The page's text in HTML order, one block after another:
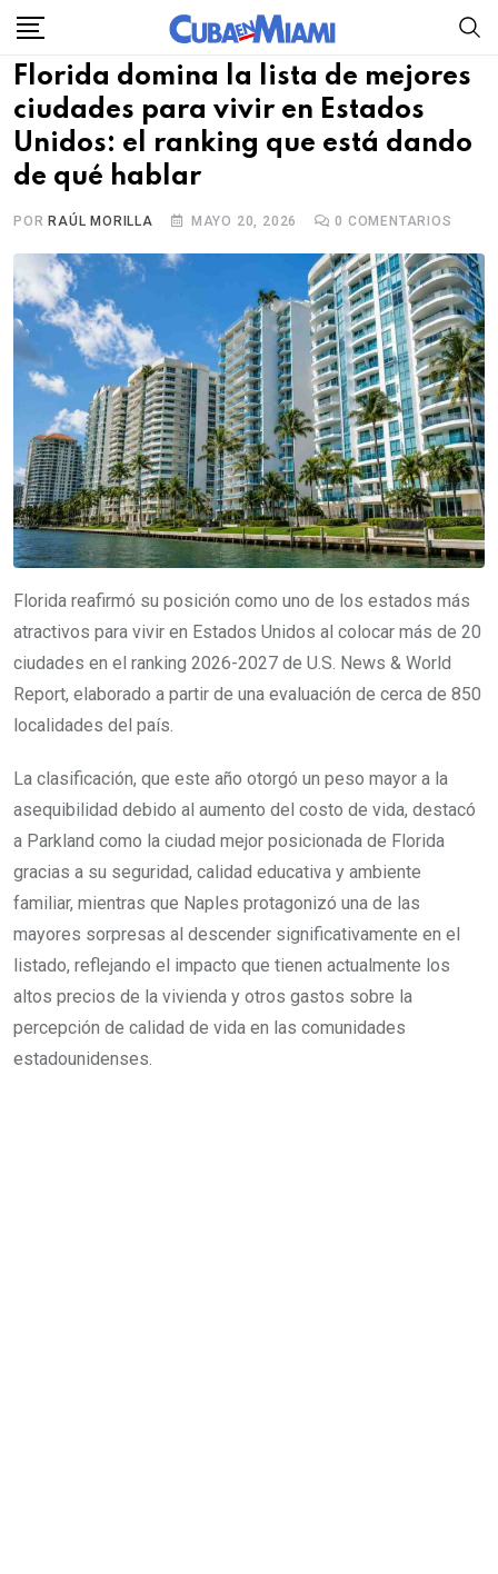
Skip
content
Florida domina la lista de mejores
ciudades para vivir en Estados
Unidos: el ranking que está dando
de qué hablar
POR RAÚL MORILLA MAYO 20, 2026 0 COMENTARIOS
Florida reafirmó su posición como uno de los estados más
atractivos para vivir en Estados Unidos al colocar más de 20
ciudades en el ranking 2026-2027 de U.S. News & World
Report, elaborado a partir de una evaluación de cerca de 850
localidades del país.
La clasificación, que este año otorgó un peso mayor a la
asequibilidad debido al aumento del costo de vida, destacó
a Parkland como la ciudad mejor posicionada de Florida
gracias a su seguridad, calidad educativa y ambiente
familiar, mientras que Naples protagonizó una de las
mayores sorpresas al descender significativamente en el
listado, reflejando el impacto que tienen actualmente los
altos precios de la vivienda y otros gastos sobre la
percepción de calidad de vida en las comunidades
estadounidenses.